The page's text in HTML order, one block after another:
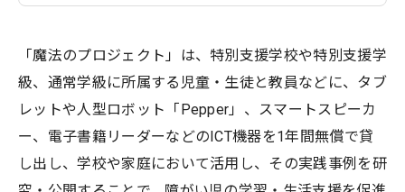
「魔法のプロジェクト」は、特別支援学校や特別支援学
級、通常学級に所属する児童・生徒と教員などに、タブ
レットや人型ロボット「Pepper」、スマートスピーカ
ー、電子書籍リーダーなどのICT機器を1年間無償で貸
し出し、学校や家庭において活用し、その実践事例を研